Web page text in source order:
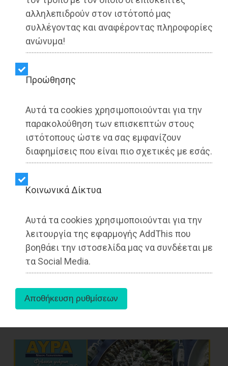
αλληλεπιδρούν στον ιστότοπό μας
συλλέγοντας και αναφέροντας πληροφορίες
ανώνυμα!
Προώθησης
Αυτά τα cookies χρησιμοποιούνται για την
παρακολούθηση των επισκεπτών στους
ιστότοπους ώστε να σας εμφανίζουν
διαφημίσεις που είναι πιο σχετικές με εσάς.
Kοινωνικά Δίκτυα
Αυτά τα cookies χρησιμοποιούνται για την
λειτουργία της εφαρμογής AddThis που
βοηθάει την ιστοσελίδα μας να συνδέεται με
τα Social Media.
Γιάννης Κοντογεώργος | 01/07/2026 - 23:24
▶️ Ακούστε το κείμενο
Την Πέμπτη 2/7, στις 19:30, θα γίνει debate
μεταξύ του Μανώλη Χριστοδουλάκη από το
ως οι δύο νεότεροι βουλευτές του Ελληνικού
Κοινοβουλίου, με θέμα την επερχόμενη
συνταγματική αναθεώρηση, στον Φιλολογικό
Σύλλογο Παρνασσός (Πλατεία Αγίου Γεωργίου
* Για την παρακολούθηση της συζήτησης,